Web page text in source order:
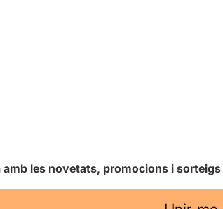
amb les novetats, promocions i sorteigs